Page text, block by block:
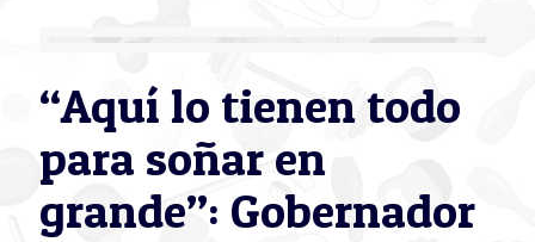
“Aquí lo tienen todo
para soñar en
grande”: Gobernador